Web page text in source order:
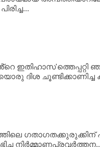
ഇതിഹാസ'ത്തെപ്പറ്റി
ദിശ ചൂണ്ടിക്കാണിച്ച
ഗതാഗതക്കുരുക്കിന്